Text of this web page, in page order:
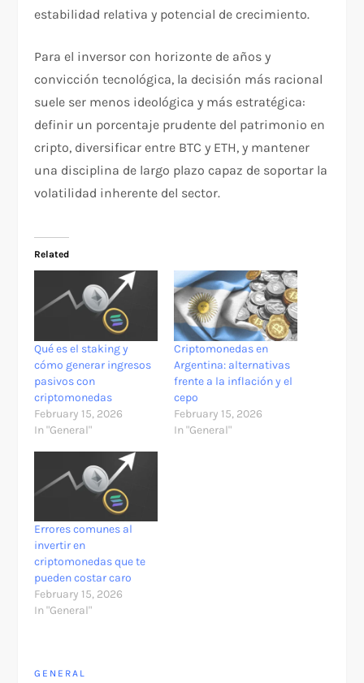
estabilidad relativa y potencial de crecimiento.
Para el inversor con horizonte de años y
convicción tecnológica, la decisión más racional
suele ser menos ideológica y más estratégica:
definir un porcentaje prudente del patrimonio en
cripto, diversificar entre BTC y ETH, y mantener
una disciplina de largo plazo capaz de soportar la
volatilidad inherente del sector.
Related
Qué es el staking y
cómo generar ingresos
pasivos con
criptomonedas
February 15, 2026
In "General"
Criptomonedas en
Argentina: alternativas
frente a la inflación y el
cepo
February 15, 2026
In "General"
Errores comunes al
invertir en
criptomonedas que te
pueden costar caro
February 15, 2026
In "General"
GENERAL